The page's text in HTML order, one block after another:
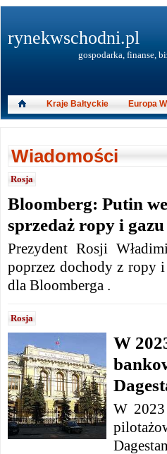
Wiadomości
Rosja
Bloomberg: Putin
sprzedaż ropy i gazu
Prezydent Rosji
poprzez dochody z ropy
dla Bloomberga .
Rosja
W
W
rynekwschodni.pl
gospodarka, finanse,
Kraje Bałtyckie Europa